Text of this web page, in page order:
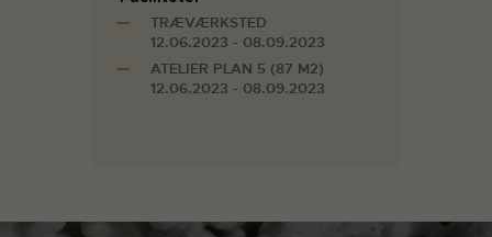
TRÆVÆRKSTED
12.06.2023 - 08.09.2023
ATELIER PLAN 5 (87 M2)
12.06.2023 - 08.09.2023